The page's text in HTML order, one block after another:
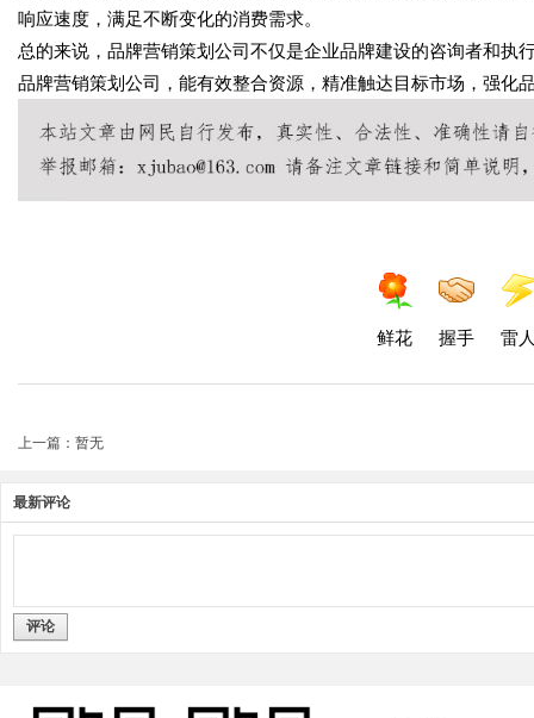
响应速度，满足不断变化的消费需求。
总的来说，品牌营销策划公司不仅是企业品牌建设的咨询者和
品牌营销策划公司，能有效整合资源，精准触达目标市场，强化
鲜花 握手 雷
上一篇：暂无
最新评论
评论